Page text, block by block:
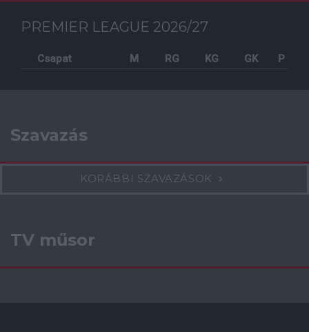
PREMIER LEAGUE 2026/27
Csapat M RG KG GK P
Szavazás
KORÁBBI SZAVAZÁSOK
TV műsor